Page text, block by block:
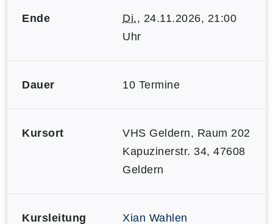
Ende Di., 24.11.2026, 21:00
Uhr
Dauer 10 Termine
Kursort
VHS Geldern, Raum 202
Kapuzinerstr. 34, 47608
Geldern
Kursleitung Xian Wahlen